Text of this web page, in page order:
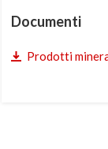
Documenti
Prodotti